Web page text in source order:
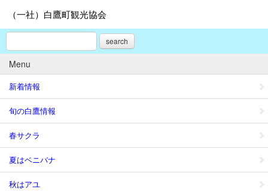
（一社）白鷹町観光協会
search
Menu
新着情報
旬の白鷹情報
春サクラ
夏はベニバナ
秋はアユ